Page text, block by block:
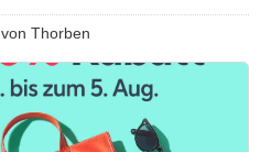
von Thorben